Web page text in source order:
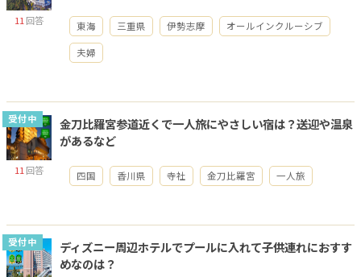
11 回答 東海 三重県 伊勢志摩 オールインクルーシブ
夫婦
受付中
11 回答
金刀比羅宮参道近くで一人旅にやさしい宿は？送迎や温泉
があるなど
四国 香川県 寺社 金刀比羅宮 一人旅
受付中
ディズニー周辺ホテルでプールに入れて子供連れにおすす
めなのは？